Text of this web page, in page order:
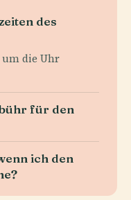
des
um die Uhr
für den
ich den